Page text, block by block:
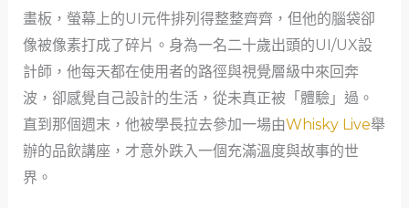
畫板，螢幕上的UI元件排列得整整齊齊，但他的腦袋卻
像被像素打成了碎片。身為一名二十歲出頭的UI/UX設
計師，他每天都在使用者的路徑與視覺層級中來回奔
波，卻感覺自己設計的生活，從未真正被「體驗」過。
直到那個週末，他被學長拉去參加一場由Whisky Live舉
辦的品飲講座，才意外跌入一個充滿溫度與故事的世
界。